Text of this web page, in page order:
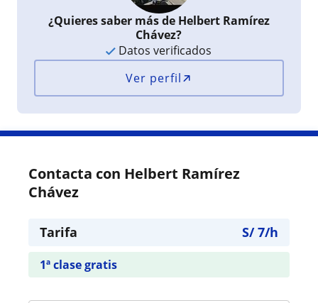
¿Quieres saber más de Helbert Ramírez
Chávez?
Datos verificados
Ver perfil
Contacta con Helbert Ramírez
Chávez
Tarifa S/7/h
1ª clase gratis